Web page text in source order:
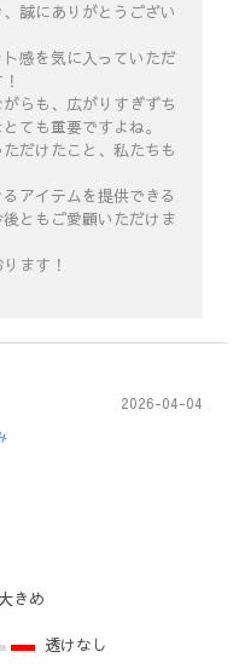
誠にありがとうござい
感を気に入っていただ
らも、広がりすぎずち
ても重要ですよね。
だけたこと、私たちも
アイテムを提供できる
ともご愛顧いただけま
ます！
2026-04-04
きめ
透けなし